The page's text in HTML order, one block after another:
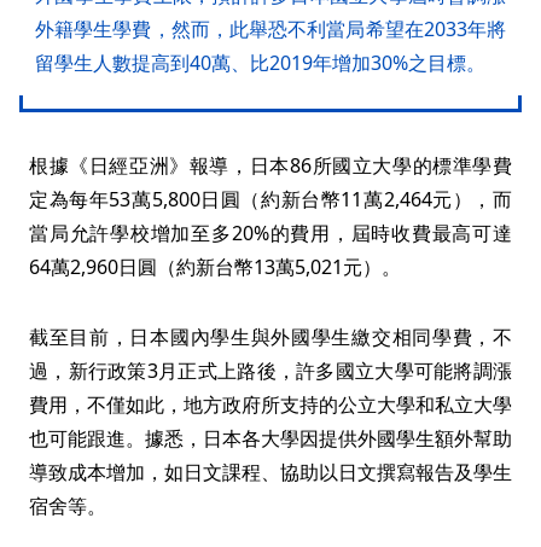
外籍學生學費，然而，此舉恐不利當局希望在2033年將
留學生人數提高到40萬、比2019年增加30%之目標。
根據《日經亞洲》報導，日本86所國立大學的標準學費
定為每年53萬5,800日圓（約新台幣11萬2,464元），而
當局允許學校增加至多20%的費用，屆時收費最高可達
64萬2,960日圓（約新台幣13萬5,021元）。
截至目前，日本國內學生與外國學生繳交相同學費，不
過，新行政策3月正式上路後，許多國立大學可能將調漲
費用，不僅如此，地方政府所支持的公立大學和私立大學
也可能跟進。據悉，日本各大學因提供外國學生額外幫助
導致成本增加，如日文課程、協助以日文撰寫報告及學生
宿舍等。